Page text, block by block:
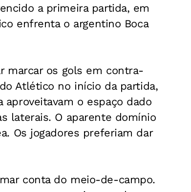
a primeira partida, em
enfrenta o argentino Boca
marcar os gols em contra-
Atlético no início da partida,
aproveitavam o espaço dado
laterais. O aparente domínio
Os jogadores preferiam dar
conta do meio-de-campo.